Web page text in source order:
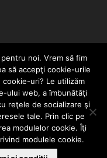
CONFIDENȚIALITATE
noi. Vrem să fim
să accepţi cookie-urile
uri? Le utilizăm
ului web, a îmbunătăţi
reţele de socializare şi
tale. Prin clic pe
modulelor cookie. Îţi
modulele cookie.